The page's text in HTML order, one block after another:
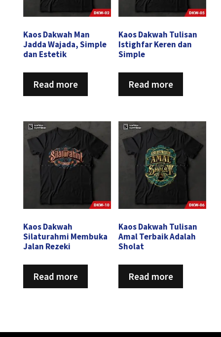
Kaos Dakwah Man
Jadda Wajada, Simple
dan Estetik
Read more
Kaos Dakwah Tulisan
Istighfar Keren dan
Simple
Read more
Kaos Dakwah
Silaturahmi Membuka
Jalan Rezeki
Read more
Kaos Dakwah Tulisan
Amal Terbaik Adalah
Sholat
Read more